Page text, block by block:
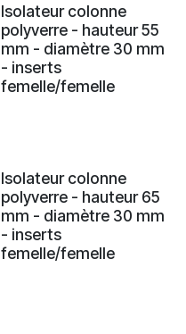
Isolateur colonne
polyverre - hauteur 55
mm - diamètre 30 mm
- inserts
femelle/femelle
Isolateur colonne
polyverre - hauteur 65
mm - diamètre 30 mm
- inserts
femelle/femelle